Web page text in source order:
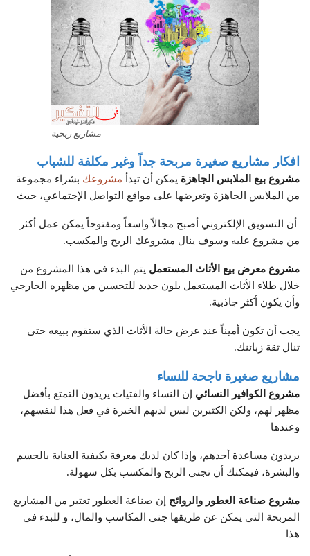
مشاريع ربحية
افكار مشاريع صغيرة مربحة جداً وغير مكلفة للشباب
مشروع بيع الملابس الجاهزة يمكن أن تبدأ مشروعك بشراء مجموعة
من الملابس الجاهزة وتعرضها على مواقع التواصل الإجتماعي، حيث
أن التسويق الإلكتروني أصبح مجالاً واسعاً ومفتوحاً يمكن عمل أكثر
من مشروع عليه وسوف ينال مشروعك الربح والمكسب.
مشروع معرض بيع الأثاث المستعمل يتم البدء في هذا المشروع من
خلال طلاء الأثاث المستعمل بلون جديد للتحسين من مظهره الخارجي
وأن يكون أكثر جاذبية.
يجب أن تكون أميناً عند عرض حالة الأثاث الذي ستقوم ببيعه حتى
تنال ثقة زبائنك.
مشاريع صغيرة ناجحة للنساء
مشروع الكوافير النسائي
إن النساء والفتيات يريدون التمتع بأفضل
مظهر لهم، ولكن الكثيرين ليس لديهم الخبرة في فعل هذا لنفسهم،
وعندها
يريدون مساعدة أحدهم، وإذا كان لديك معرفة بكيفية العناية بالجسم
والبشرة، فيمكنك أن تجني الربح والمكسب بكل سهولة.
مشروع صناعة العطور والروائح
إن صناعة العطور تعتبر من المشاريع
المربحة التي يمكن عن طريقها جني المكاسب والمال، و للبدء في
هذا